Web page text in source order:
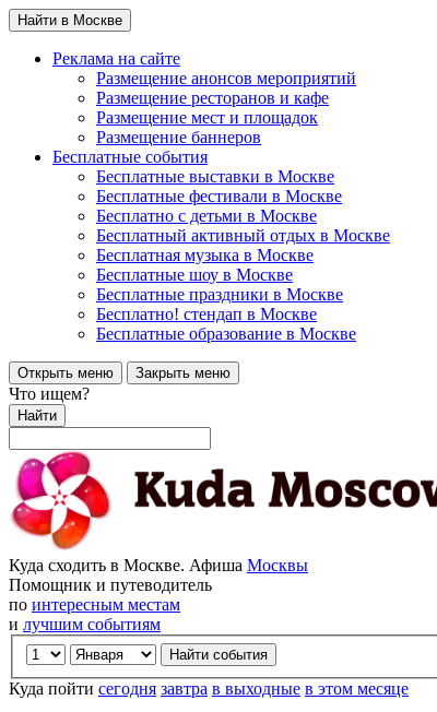
Найти в Москве
Реклама на сайте
Размещение анонсов мероприятий
Размещение ресторанов и кафе
Размещение мест и площадок
Размещение баннеров
Бесплатные события
Бесплатные выставки в Москве
Бесплатные фестивали в Москве
Бесплатно с детьми в Москве
Бесплатный активный отдых в Москве
Бесплатная музыка в Москве
Бесплатные шоу в Москве
Бесплатные праздники в Москве
Бесплатно! стендап в Москве
Бесплатные образование в Москве
Открыть меню Закрыть меню
Что ищем?
Найти
Куда сходить в Москве. Афиша Москвы
Помощник и путеводитель
по интересным местам
и лучшим событиям
Куда пойти сегодня завтра в выходные в этом месяце